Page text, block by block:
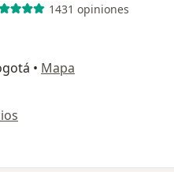
1431 opiniones
• Mapa